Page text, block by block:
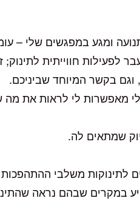
ומגע במפגשים שלי –
לפעילות חווייתית
וגם בקשר המיוחד שביניכם.
מאפשרות לי לראות את
שמתאים לה.
לתינוקות משלבי
במקרים שבהם נראה